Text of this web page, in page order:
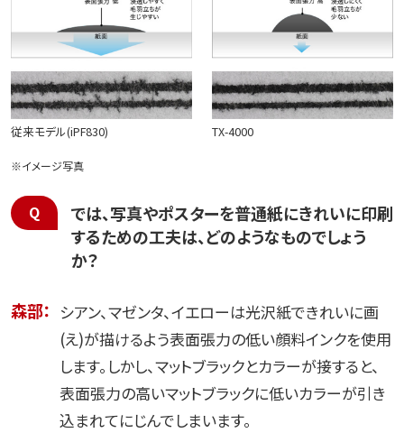
従来モデル(iPF830) TX-4000
※イメージ写真
では、写真やポスターを普通紙にきれいに印刷
するための工夫は、どのようなものでしょう
か？
森部： シアン、マゼンタ、イエローは光沢紙できれいに画
(え)が描けるよう表面張力の低い顔料インクを使用
します。しかし、マットブラックとカラーが接すると、
表面張力の高いマットブラックに低いカラーが引き
込まれてにじんでしまいます。